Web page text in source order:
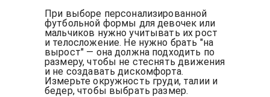
При выборе персонализированной
футбольной формы для девочек или
мальчиков нужно учитывать их рост
и телосложение. Не нужно брать "на
вырост" — она должна подходить по
размеру, чтобы не стеснять движения
и не создавать дискомфорта.
Измерьте окружность груди, талии и
бедер, чтобы выбрать размер.